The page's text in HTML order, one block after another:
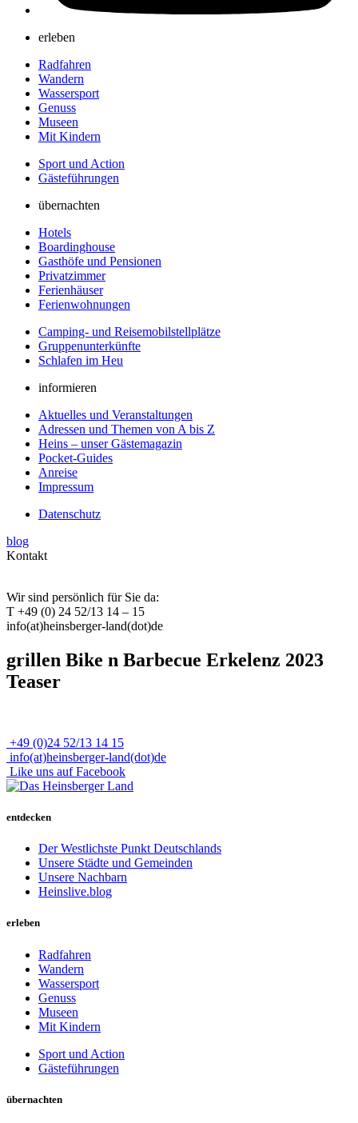
erleben
Radfahren
Wandern
Wassersport
Genuss
Museen
Mit Kindern
Sport und Action
Gästeführungen
übernachten
Hotels
Boardinghouse
Gasthöfe und Pensionen
Privatzimmer
Ferienhäuser
Ferienwohnungen
Camping- und Reisemobilstellplätze
Gruppenunterkünfte
Schlafen im Heu
informieren
Aktuelles und Veranstaltungen
Adressen und Themen von A bis Z
Heins – unser Gästemagazin
Pocket-Guides
Anreise
Impressum
Datenschutz
blog
Kontakt
Wir sind persönlich für Sie da:
T +49 (0) 24 52/13 14 – 15
info(at)heinsberger-land(dot)de
grillen Bike n Barbecue Erkelenz 2023
Teaser
+49 (0)24 52/13 14 15
info(at)heinsberger-land(dot)de
Like uns auf Facebook
entdecken
Der Westlichste Punkt Deutschlands
Unsere Städte und Gemeinden
Unsere Nachbarn
Heinslive.blog
erleben
Radfahren
Wandern
Wassersport
Genuss
Museen
Mit Kindern
Sport und Action
Gästeführungen
übernachten